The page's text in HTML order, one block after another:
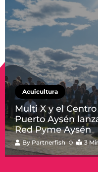
Acuicultura
Multi X y el
Puerto Aysén
Red Pyme Aysén
By Partnerfish 3